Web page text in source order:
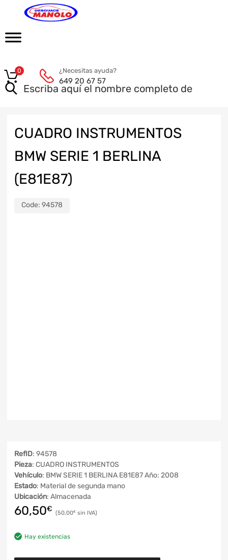
¿Necesitas ayuda?
649 20 67 57
0
CUADRO INSTRUMENTOS
BMW SERIE 1 BERLINA
(E81E87)
Code: 94578
RefID: 94578
Pieza: CUADRO INSTRUMENTOS
Vehículo: BMW SERIE 1 BERLINA E81E87 Año: 2008
Estado: Material de segunda mano
Ubicación: Almacenada
60,50€ 50,00€
Hay existencias